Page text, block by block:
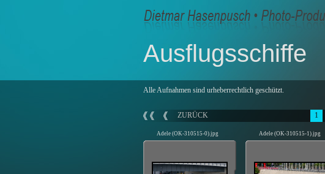
Ausflugsschiffe
Alle Aufnahmen sind urheberrechtlich geschützt.
ZURÜCK 1
Adele (OK-310515-0).jpg Adele (OK-310515-1).jpg